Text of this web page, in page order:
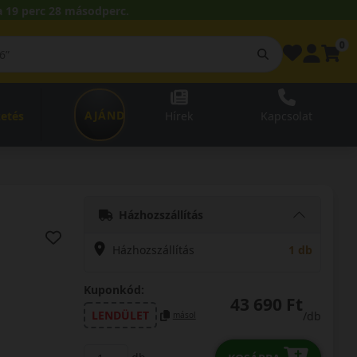
19 perc 27 másodperc.
AJÁNDÉKUTALVÁNY
Házhozszállítás
Házhozszállítás 1 db
Kuponkód:
LENDÜLET
másol 43 690 Ft
/db